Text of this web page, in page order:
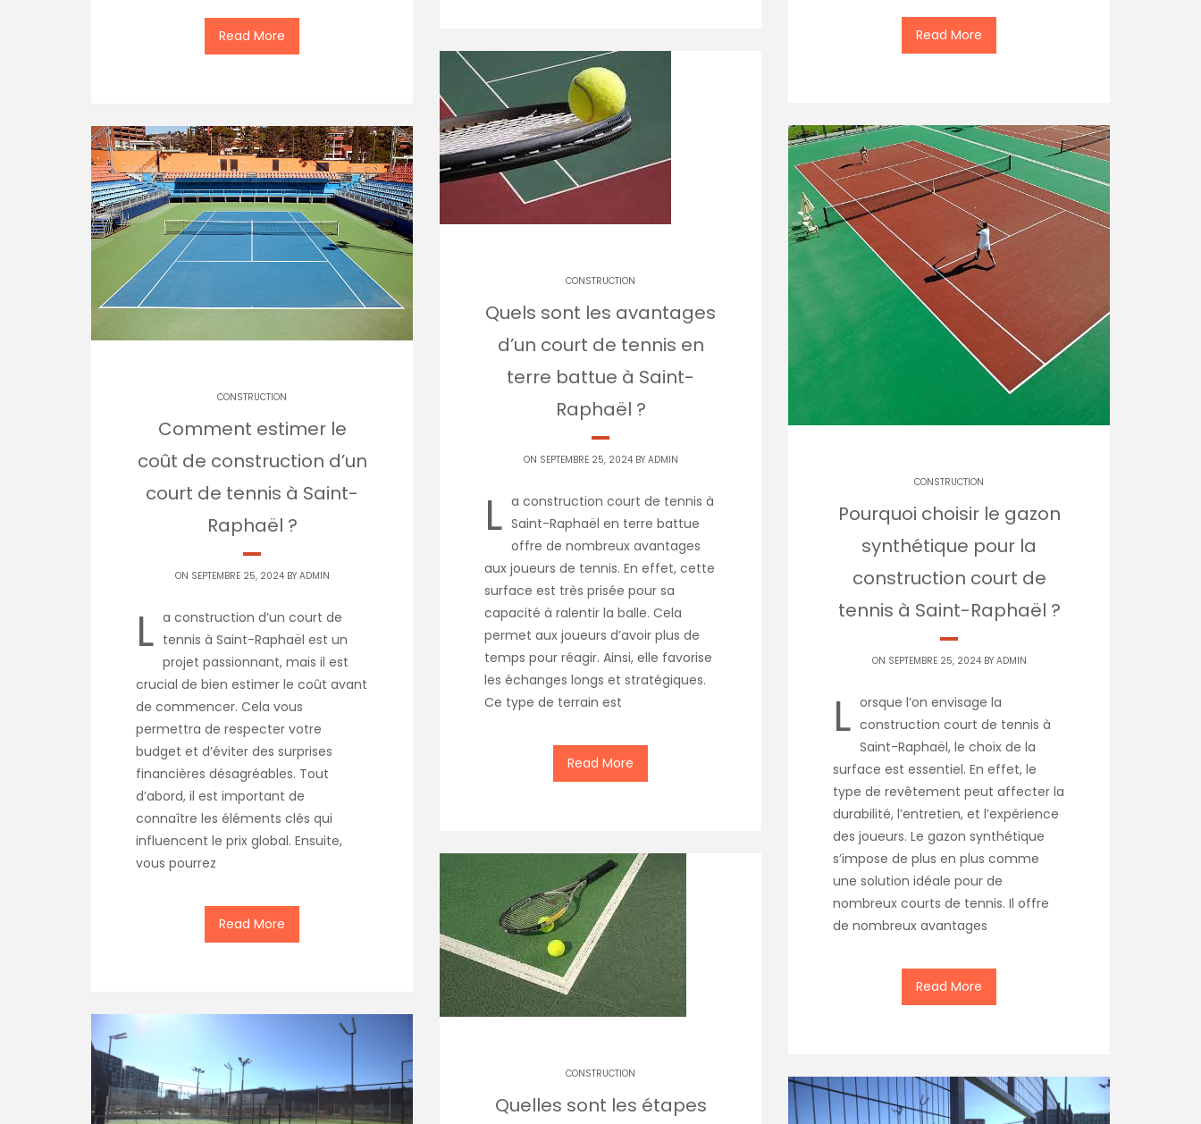
Read More Read More
CONSTRUCTION
Quels sont les avantages
d’un court de tennis en
terre battue à Saint-
Raphaël ?
ON SEPTEMBRE 25, 2024 BY ADMIN
L a construction court de tennis à
Saint-Raphaël en terre battue
offre de nombreux avantages
aux joueurs de tennis. En effet, cette
surface est très prisée pour sa
capacité à ralentir la balle. Cela
permet aux joueurs d’avoir plus de
temps pour réagir. Ainsi, elle favorise
les échanges longs et stratégiques.
Ce type de terrain est
Read More
CONSTRUCTION
Pourquoi choisir le gazon
synthétique pour la
construction court de
tennis à Saint-Raphaël ?
ON SEPTEMBRE 25, 2024 BY ADMIN
L orsque l’on envisage la
construction court de tennis à
Saint-Raphaël, le choix de la
surface est essentiel. En effet, le
type de revêtement peut affecter la
durabilité, l’entretien, et l’expérience
des joueurs. Le gazon synthétique
s’impose de plus en plus comme
une solution idéale pour de
nombreux courts de tennis. Il offre
de nombreux avantages
Read More
CONSTRUCTION
Comment estimer le
coût de construction d’un
court de tennis à Saint-
Raphaël ?
ON SEPTEMBRE 25, 2024 BY ADMIN
L a construction d’un court de
tennis à Saint-Raphaël est un
projet passionnant, mais il est
crucial de bien estimer le coût avant
de commencer. Cela vous
permettra de respecter votre
budget et d’éviter des surprises
financières désagréables. Tout
d’abord, il est important de
connaître les éléments clés qui
influencent le prix global. Ensuite,
vous pourrez
Read More
CONSTRUCTION
Quelles sont les étapes